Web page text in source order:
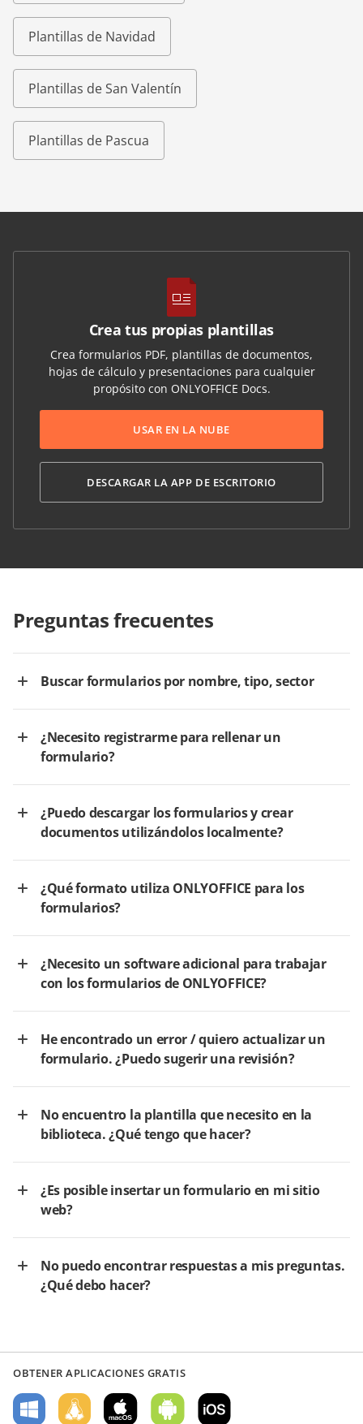
Plantillas de Navidad
Plantillas de San Valentín
Plantillas de Pascua
Crea tus propias plantillas
Crea formularios PDF, plantillas de documentos,
hojas de cálculo y presentaciones para cualquier
propósito con ONLYOFFICE Docs.
USAR EN LA NUBE
DESCARGAR LA APP DE ESCRITORIO
Preguntas frecuentes
Buscar formularios por nombre, tipo, sector
¿Necesito registrarme para rellenar un
formulario?
¿Puedo descargar los formularios y crear
documentos utilizándolos localmente?
¿Qué formato utiliza ONLYOFFICE para los
formularios?
¿Necesito un software adicional para trabajar
con los formularios de ONLYOFFICE?
He encontrado un error / quiero actualizar un
formulario. ¿Puedo sugerir una revisión?
No encuentro la plantilla que necesito en la
biblioteca. ¿Qué tengo que hacer?
¿Es posible insertar un formulario en mi sitio
web?
No puedo encontrar respuestas a mis preguntas.
¿Qué debo hacer?
OBTENER APLICACIONES GRATIS